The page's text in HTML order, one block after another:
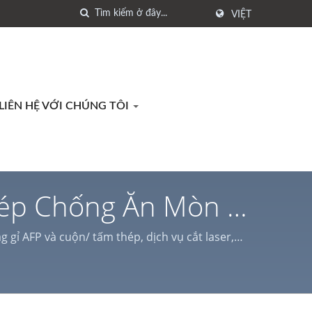
VIỆT
LIÊN HỆ VỚI CHÚNG TÔI
Chống Ăn Mòn |
AFP và cuộn/ tấm thép, dịch vụ cắt laser,